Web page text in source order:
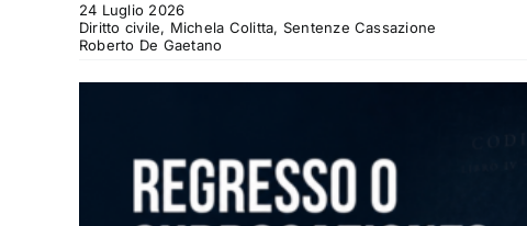
24 Luglio 2026
Diritto civile, Michela Colitta, Sentenze Cassazione
Roberto De Gaetano